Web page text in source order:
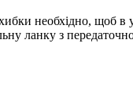
необхідно, щоб
ланку з